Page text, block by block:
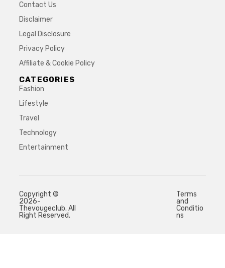
Contact Us
Disclaimer
Legal Disclosure
Privacy Policy
Affiliate & Cookie Policy
CATEGORIES
Fashion
Lifestyle
Travel
Technology
Entertainment
Copyright ©
2026-
Thevougeclub. All
Right Reserved.
Terms
and
Conditio
ns